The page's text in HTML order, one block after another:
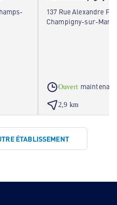
137 Rue Alexandre
Champigny-sur-
Ouvert maintenant
2,9 km
ÉTABLISSEMENT